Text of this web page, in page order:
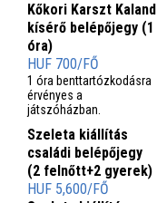
Kőkori Karszt Kaland
kísérő belépőjegy (1
óra)
HUF 700/FŐ
1 óra benttartózkodásra
érvényes a
játszóházban.
Szeleta kiállítás
családi belépőjegy
(2 felnőtt+2 gyerek)
HUF 5,600/FŐ